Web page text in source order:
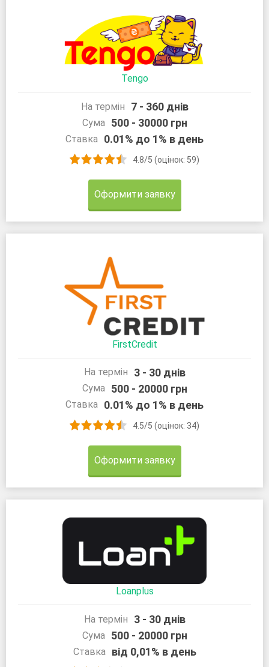
Tengo
На термін 7 - 360 днів
Сума 500 - 30000 грн
Ставка 0.01% до 1% в день
4.8/5 (оцінок: 59)
Оформити заявку
FirstCredit
На термін 3 - 30 днів
Сума 500 - 20000 грн
Ставка 0.01% до 1% в день
4.5/5 (оцінок: 34)
Оформити заявку
Loanplus
На термін 3 - 30 днів
Сума 500 - 20000 грн
Ставка від 0,01% в день